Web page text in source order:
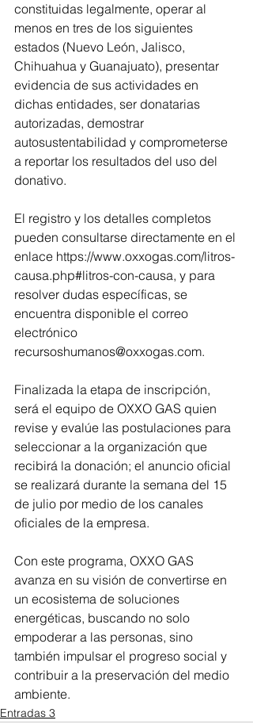
constituidas legalmente, operar al
menos en tres de los siguientes
estados (Nuevo León, Jalisco,
Chihuahua y Guanajuato), presentar
evidencia de sus actividades en
dichas entidades, ser donatarias
autorizadas, demostrar
autosustentabilidad y comprometerse
a reportar los resultados del uso del
donativo.
El registro y los detalles completos
pueden consultarse directamente en el
enlace https://www.oxxogas.com/litros-
causa.php#litros-con-causa, y para
resolver dudas específicas, se
encuentra disponible el correo
electrónico
recursoshumanos@oxxogas.com.
Finalizada la etapa de inscripción,
será el equipo de OXXO GAS quien
revise y evalúe las postulaciones para
seleccionar a la organización que
recibirá la donación; el anuncio oficial
se realizará durante la semana del 15
de julio por medio de los canales
oficiales de la empresa.
Con este programa, OXXO GAS
avanza en su visión de convertirse en
un ecosistema de soluciones
energéticas, buscando no solo
empoderar a las personas, sino
también impulsar el progreso social y
contribuir a la preservación del medio
ambiente.
Entradas 3